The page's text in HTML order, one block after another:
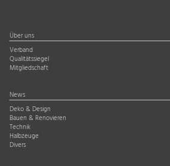
Über uns
Verband
Qualitätssiegel
Mitgliedschaft
News
Deko & Design
Bauen & Renovieren
Technik
Halbzeuge
Divers